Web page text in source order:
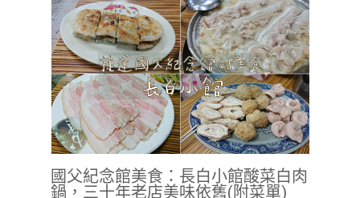
國父紀念館美食：長白小館酸菜白肉
鍋，三十年老店美味依舊(附菜單)